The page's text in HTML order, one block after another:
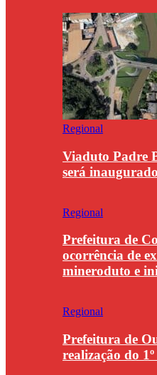
Regional
Viaduto Padre
será
Regional
Prefeitura de
ocorrência de
mineroduto e
Regional
Prefeitura de
realização do